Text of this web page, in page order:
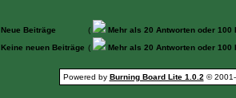
Neue Beiträge ( Mehr als 20 Antworten oder 100
Keine neuen Beiträge ( Mehr als 20 Antworten oder 100
Powered by Burning Board Lite 1.0.2 ©